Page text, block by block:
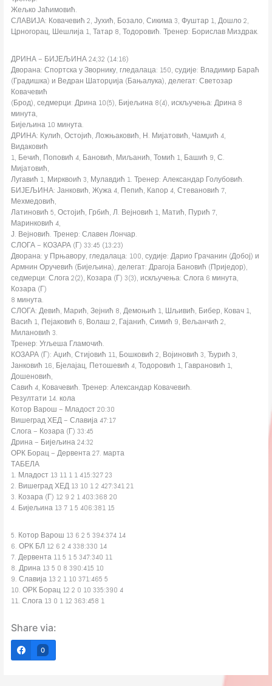
Жељко Јаћимовић.
СЛАВИЈА: Ковачевић 2, Јухић, Бозало, Сикима 3, Фуштар 1, Дошло 2,
Црногорац, Шешлија 1, Татар 8, Тодоровић. Тренер: Борислав Миздрак.
ДРИНА – БИЈЕЉИНА 24;32 (14:16)
Дворана: Спортска у Зворнику, гледалаца: 150, судије: Владимир Бараћ
(Градишка) и Ведран Шаторџија (Бањалука), делегат: Светозар
Ковачевић
(Брод), седмерци: Дрина 10(5), Бијељина 8(4), искључења: Дрина 8
минута,
Бијељина 10 минута.
ДРИНА: Кулић, Остојић, Ложњаковић, Н. Мијатовић, Чамџић 4,
Видаковић
1, Бечић, Поповић 4, Бановић, Миљанић, Томић 1, Башић 9, С.
Мијатовић,
Лугавић 1, Мирквоић 3, Мулавдић 1. Тренер: Александар Голубовић.
БИЈЕЉИНА: Јанковић, Жужа 4, Пепић, Капор 4, Стевановић 7,
Мехмедовић,
Латиновић 5, Остојић, Грбић, Л. Вејновић 1, Матић, Пурић 7,
Маринковић 4,
Ј. Вејновић. Тренер: Славен Лончар.
СЛОГА – КОЗАРА (Г) 33:45 (13:23)
Дворана: у Прњавору, гледалаца: 100, судије: Дарио Грачанин (Добој) и
Армнин Оручевић (Бијељина), делегат: Драгоја Бановић (Приједор),
седмерци: Слога 2(2), Козара (Г) 3(3), искључења: Слога 6 минута,
Козара (Г)
8 минута.
СЛОГА: Девић, Марић, Зејнић 8, Демоњић 1, Шљивић, Бибер, Ковач 1,
Васић 1, Пејаковић 6, Волаш 2, Гајанић, Симић 9, Вељанчић 2,
Милановић 3.
Тренер: Угљеша Гламочић.
КОЗАРА (Г): Аџић, Стијовић 11, Бошковић 2, Војиновић 3, Ђурић 3,
Јанковић 16, Бјелајац, Петошевић 4, Тодоровић 1, Гаврановић 1,
Дошеновић,
Савић 4, Ковачевић. Тренер: Александар Ковачевић.
Резултати 14. кола
Котор Варош – Младост 20:30
Вишеград ХЕД – Славија 47:17
Слога – Козара (Г) 33:45
Дрина – Бијељина 24:32
ОРК Борац – Дервента 27. марта
ТАБЕЛА
1. Младост 13 11 1 1 415:327 23
2. Вишеград ХЕД 13 10 1 2 427:341 21
3. Козара (Г) 12 9 2 1 403:368 20
4. Бијељина 13 7 1 5 406:381 15
5. Котор Варош 13 6 2 5 394:374 14
6. ОРК БЛ 12 6 2 4 338:330 14
7. Дервента 11 5 1 5 347:340 11
8. Дрина 13 5 0 8 390:415 10
9. Славија 13 2 1 10 371:465 5
10. ОРК Борац 12 2 0 10 335:390 4
11. Слога 13 0 1 12 363:458 1
Share via:
0